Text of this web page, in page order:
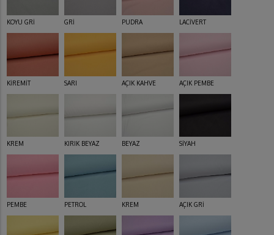
KOYU GRİ GRİ PUDRA LACİVERT
KİREMİT SARI AÇIK KAHVE AÇIK PEMBE
KREM KIRIK BEYAZ BEYAZ SİYAH
PEMBE PETROL KREM AÇIK GRİ